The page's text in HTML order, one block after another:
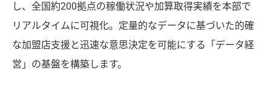
し、全国約200拠点の稼働状況や加算取得実績を本部で
リアルタイムに可視化。定量的なデータに基づいた的確
な加盟店支援と迅速な意思決定を可能にする「データ経
営」の基盤を構築します。